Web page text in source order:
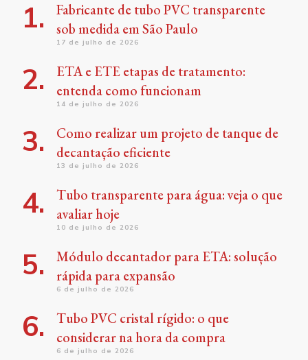
Fabricante de tubo PVC transparente
sob medida em São Paulo
17 de julho de 2026
ETA e ETE etapas de tratamento:
entenda como funcionam
14 de julho de 2026
Como realizar um projeto de tanque de
decantação eficiente
13 de julho de 2026
Tubo transparente para água: veja o que
avaliar hoje
10 de julho de 2026
Módulo decantador para ETA: solução
rápida para expansão
6 de julho de 2026
Tubo PVC cristal rígido: o que
considerar na hora da compra
6 de julho de 2026